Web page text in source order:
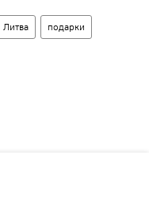
Литва подарки